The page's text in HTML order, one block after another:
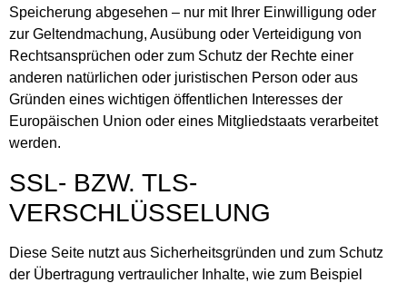
Speicherung abgesehen – nur mit Ihrer Einwilligung oder
zur Geltendmachung, Ausübung oder Verteidigung von
Rechtsansprüchen oder zum Schutz der Rechte einer
anderen natürlichen oder juristischen Person oder aus
Gründen eines wichtigen öffentlichen Interesses der
Europäischen Union oder eines Mitgliedstaats verarbeitet
werden.
SSL- BZW. TLS-
VERSCHLÜSSELUNG
Diese Seite nutzt aus Sicherheitsgründen und zum Schutz
der Übertragung vertraulicher Inhalte, wie zum Beispiel